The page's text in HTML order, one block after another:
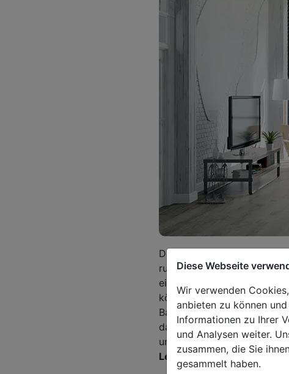
Diese Webseite
Wir verwenden
anbieten zu können
Informationen zu Ihrer
und Analysen weiter.
zusammen, die Sie
gesammelt haben.
Das Wohnzimmer ist ein
ruhige und warme
eine Lösung suchen, wie
können, sollten Sie sich
Bambus) oder aus
da sie für Privatsphäre
und, was am wichtigsten
Lesen Sie unseren Artikel